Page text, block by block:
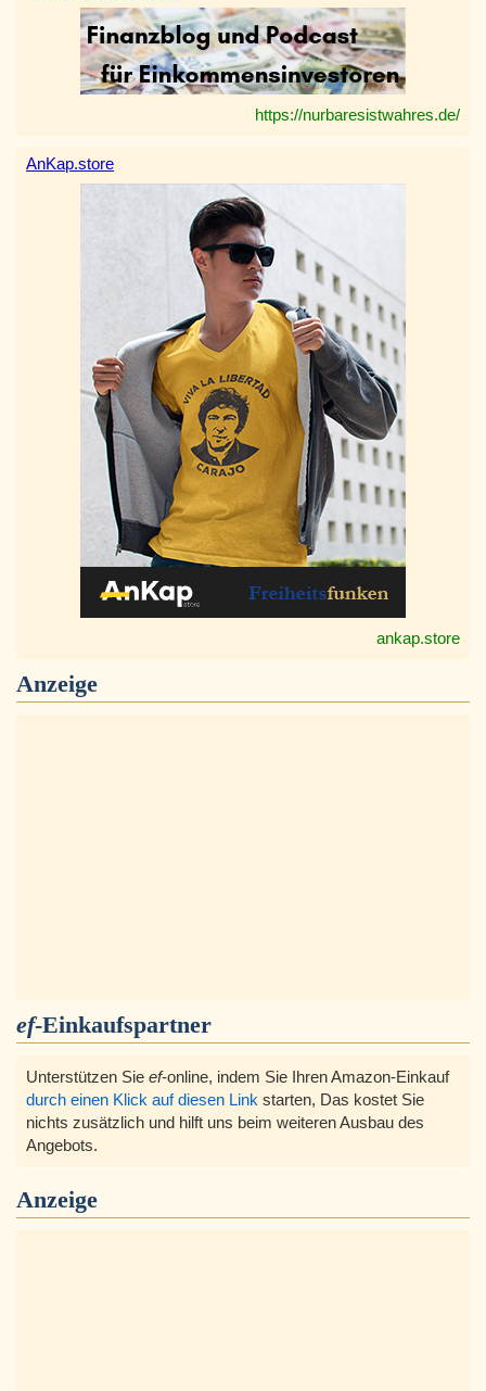
https://nurbaresistwahres.de/
AnKap.store
ankap.store
Anzeige
ef-Einkaufspartner
Unterstützen Sie ef-online, indem Sie Ihren Amazon-Einkauf
durch einen Klick auf diesen Link starten, Das kostet Sie
nichts zusätzlich und hilft uns beim weiteren Ausbau des
Angebots.
Anzeige